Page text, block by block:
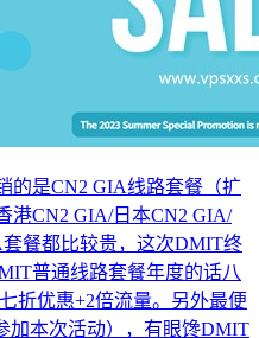
的是CN2 GIA线路套餐（扩
港CN2 GIA/日本CN2 GIA/
餐都比较贵，这次DMIT终
普通线路套餐年度的话八
折优惠+2倍流量。另外最便
加本次活动），有眼馋DMIT